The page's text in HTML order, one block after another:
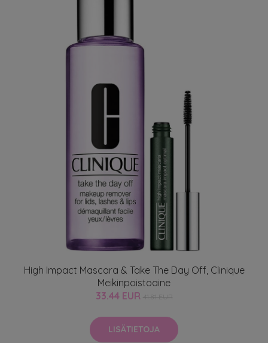
High Impact Mascara & Take The Day Off, Clinique
Meikinpoistoaine
33.44 EUR
LISÄTIETOJA